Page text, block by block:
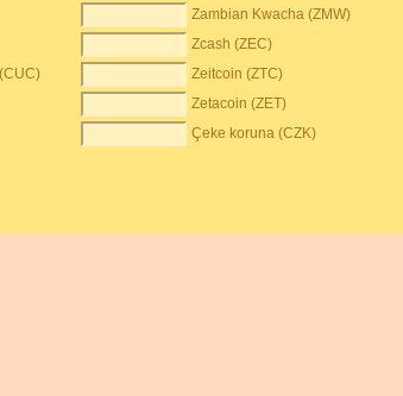
Zambian Kwacha (ZMW)
Zcash (ZEC)
Zeitcoin (ZTC)
Zetacoin (ZET)
Çeke koruna (CZK)